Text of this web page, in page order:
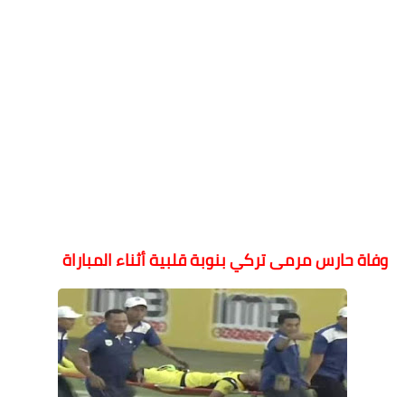
وفاة حارس مرمى تركي بنوبة قلبية أثناء المباراة